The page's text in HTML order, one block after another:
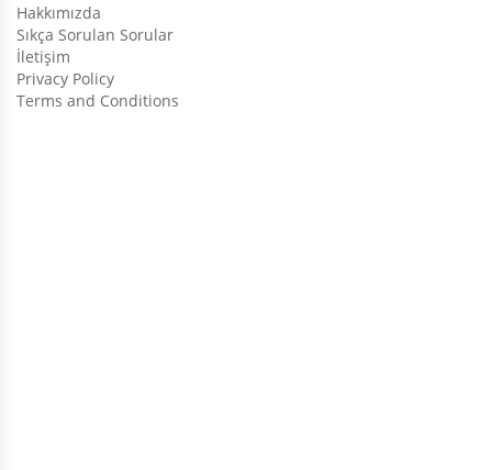
Hakkımızda
Sıkça Sorulan Sorular
İletişim
Privacy Policy
Terms and Conditions